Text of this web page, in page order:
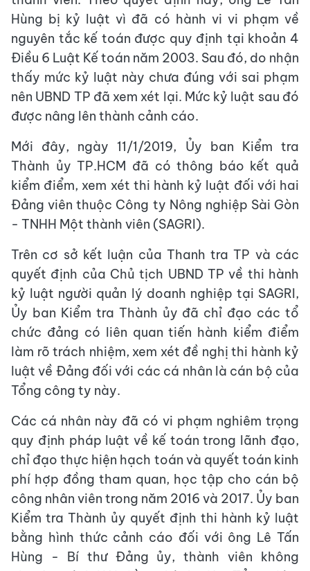
Hùng bị kỷ luật vì đã có hành vi vi phạm về
nguyên tắc kế toán được quy định tại khoản 4
Điều 6 Luật Kế toán năm 2003. Sau đó, do nhận
thấy mức kỷ luật này chưa đúng với sai phạm
nên UBND TP đã xem xét lại. Mức kỷ luật sau đó
được nâng lên thành cảnh cáo.
Mới đây, ngày 11/1/2019, Ủy ban Kiểm tra
Thành ủy TP.HCM đã có thông báo kết quả
kiểm điểm, xem xét thi hành kỷ luật đối với hai
Đảng viên thuộc Công ty Nông nghiệp Sài Gòn
- TNHH Một thành viên (SAGRI).
Trên cơ sở kết luận của Thanh tra TP và các
quyết định của Chủ tịch UBND TP về thi hành
kỷ luật người quản lý doanh nghiệp tại SAGRI,
Ủy ban Kiểm tra Thành ủy đã chỉ đạo các tổ
chức đảng có liên quan tiến hành kiểm điểm
làm rõ trách nhiệm, xem xét đề nghị thi hành kỷ
luật về Đảng đối với các cá nhân là cán bộ của
Tổng công ty này.
Các cá nhân này đã có vi phạm nghiêm trọng
quy định pháp luật về kế toán trong lãnh đạo,
chỉ đạo thực hiện hạch toán và quyết toán kinh
phí hợp đồng tham quan, học tập cho cán bộ
công nhân viên trong năm 2016 và 2017. Ủy ban
Kiểm tra Thành ủy quyết định thi hành kỷ luật
bằng hình thức cảnh cáo đối với ông Lê Tấn
Hùng - Bí thư Đảng ủy, thành viên không